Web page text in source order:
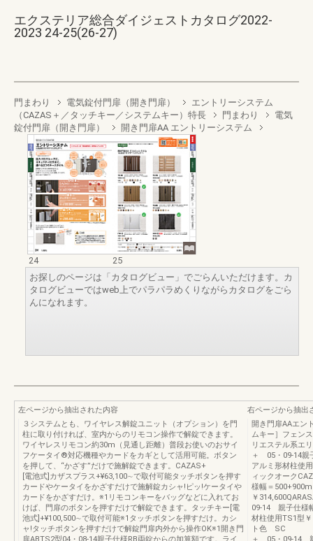
エクステリア総合ダイジェストカタログ2022-
2023 24-25(26-27)
門まわり 電気錠付門扉（開き門扉）
エントリーシステム
（CAZAS＋／タッチキー／システムキー）特長
門まわり
電気
錠付門扉（開き門扉）
開き門扉AA エントリーシステム
24
25
お探しのページは「カタログビュー」でごらんいただけます。カ
タログビューではweb上でパラパラめくりながらカタログをごら
んになれます。
左ページから抽出された内容
３システムとも、ワイヤレス解錠ユニット（オプション）を門
柱に取り付ければ、室内からのリモコン操作で解錠できます。
ワイヤレスリモコン約30m（見通し距離）普段お使いのおサイ
フケータイ®対応機種やカードをカギとして活用可能。ボタン
を押して、“かざす”だけで施解錠できます。CAZAS+
[電池式]カザスプラス+¥63,100∼で取付可能タッチボタンを押す
カードやケータイをかざすだけで施解錠カシャ!ピッ!ケータイや
カードをかざすだけ。※1リモコンキーをバッグなどに入れてお
けば、門扉のボタンを押すだけで解錠できます。タッチキー[電
池式]+¥100,500∼で取付可能※1タッチボタンを押すだけ。カシ
ャ!タッチボタンを押すだけで解錠門扉内外から操作OK※1開き門
扉ABTS2型04・08-14親子仕様RB両錠からの加算額です。ライ
右ページから抽出
開き門扉AAエン
ムキー］フェン
リエステル系エ
＋ 05・09-14
アルミ形材柱使
ィックオーク
様幅＝
￥
09-14 親子仕様
材柱使用TS1型
ト色 SC
＋ 05・09-14